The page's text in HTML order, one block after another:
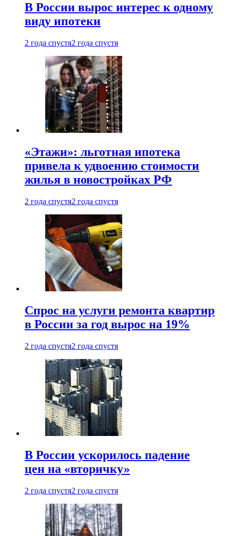
В России вырос интерес к одному
виду ипотеки
2 года спустя2 года спустя
«Этажи»: льготная ипотека
привела к удвоению стоимости
жилья в новостройках РФ
2 года спустя2 года спустя
Спрос на услуги ремонта квартир
в России за год вырос на 19%
2 года спустя2 года спустя
В России ускорилось падение
цен на «вторичку»
2 года спустя2 года спустя